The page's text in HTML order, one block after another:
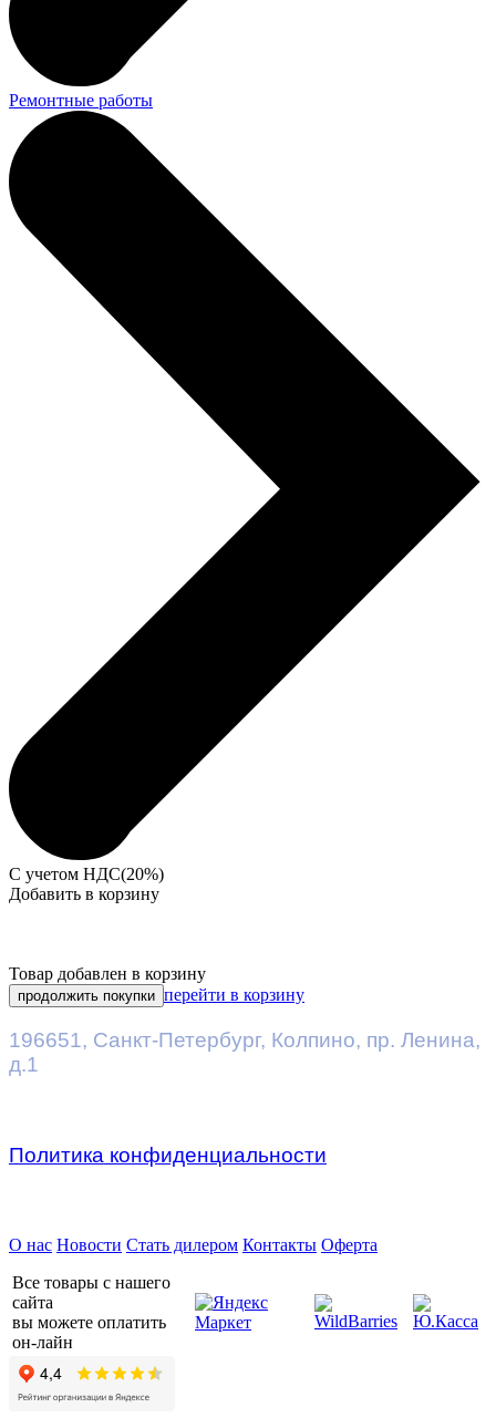
Ремонтные работы
С учетом НДС(20%)
Добавить в корзину
Товар добавлен в корзину
продолжить покупки перейти в корзину
196651, Санкт-Петербург, Колпино, пр. Ленина,
д.1
Политика конфиденциальности
О нас Новости Стать дилером Контакты Оферта
Все товары с нашего
сайта
вы можете оплатить
он-лайн